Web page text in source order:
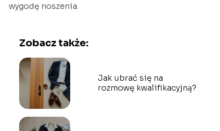
wygodę noszenia.
Zobacz także:
Jak ubrać się na
rozmowę kwalifikacyjną?